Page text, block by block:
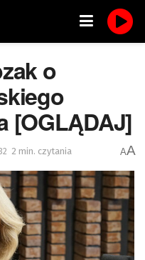
o
[OGLĄDAJ]
2 min. czytania AA